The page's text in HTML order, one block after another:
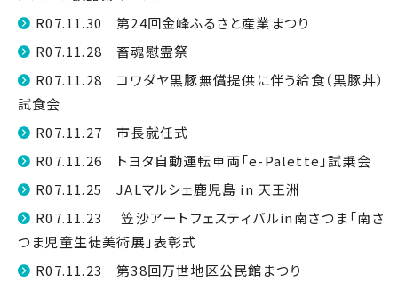
R07.11.30 第24回金峰ふるさと産業まつり
R07.11.28 畜魂慰霊祭
R07.11.28 コワダヤ黒豚無償提供に伴う給食（黒豚丼）
試食会
R07.11.27 市長就任式
R07.11.26 トヨタ自動運転車両「e-Palette」試乗会
R07.11.25 JALマルシェ鹿児島 in 天王洲
R07.11.23 笠沙アートフェスティバルin南さつま「南さ
つま児童生徒美術展」表彰式
R07.11.23 第38回万世地区公民館まつり